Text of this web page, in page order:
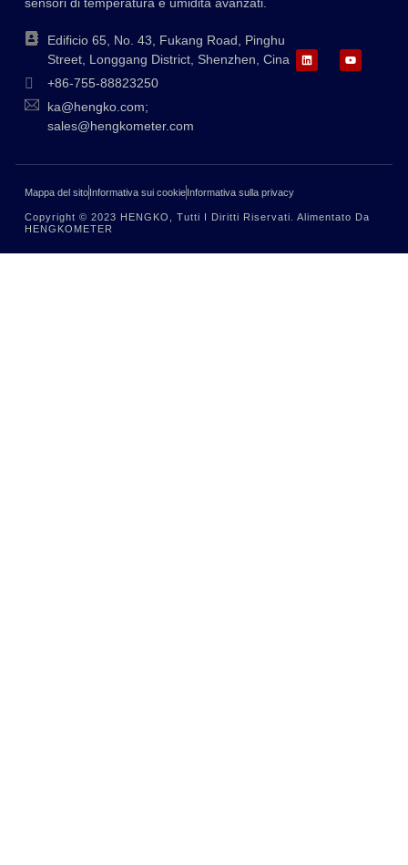
Edificio 65, No. 43, Fukang Road, Pinghu
Street, Longgang District, Shenzhen, Cina
+86-755-88823250
ka@hengko.com;
sales@hengkometer.com
Mappa del sitoInformativa sui cookieInformativa sulla privacy
Copyright © 2023 HENGKO, Tutti I Diritti Riservati. Alimentato Da
HENGKOMETER